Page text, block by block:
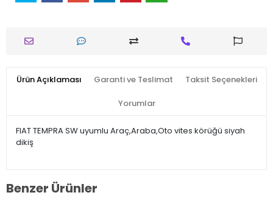
Ürün Açıklaması Garanti ve Teslimat Taksit Seçenekleri
Yorumlar
FIAT TEMPRA SW uyumlu Araç,Araba,Oto vites körüğü siyah
dikiş
Benzer Ürünler